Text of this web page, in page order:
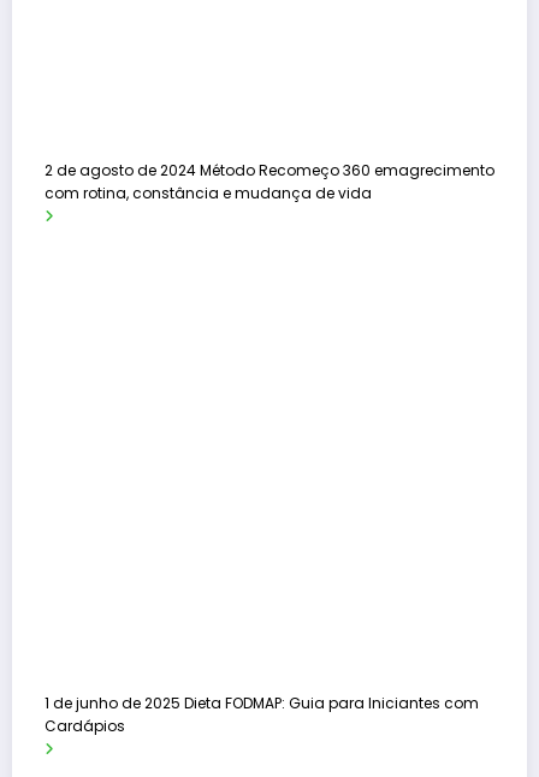
2 de agosto de 2024Método Recomeço 360 emagrecimento
com rotina, constância e mudança de vida
1 de junho de 2025 Dieta FODMAP: Guia para Iniciantes com
Cardápios